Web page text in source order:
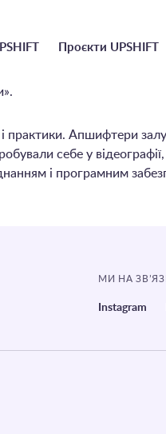
Проєкти UPSHIFT
Апшифтери
себе у
і програмним
МИ НА
Instagram